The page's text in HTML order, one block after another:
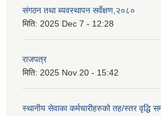
संगठन तथा ब्यवस्थापन सर्वेक्षण,२०८०
मिति: 2025 Dec 7 - 12:28
राजपत्र
मिति: 2025 Nov 20 - 15:42
स्थानीय सेवाका कर्मचारीहरुको तह/स्तर वृद्धि